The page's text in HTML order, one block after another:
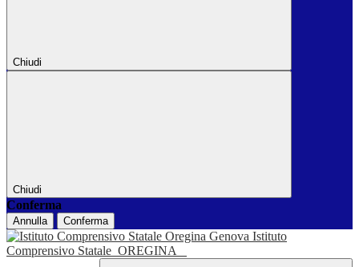
Chiudi
Chiudi
Conferma
Annulla Conferma
Istituto
Comprensivo Statale OREGINA